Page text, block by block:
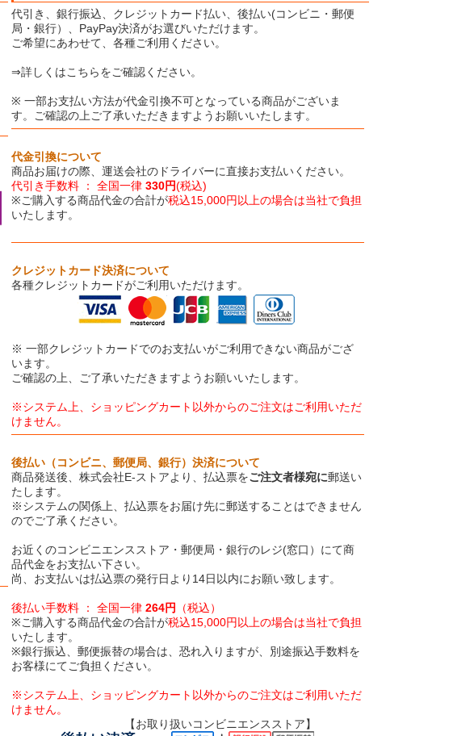
代引き、銀行振込、クレジットカード払い、後払い(コンビニ・郵便
局・銀行）、PayPay決済がお選びいただけます。
ご希望にあわせて、各種ご利用ください。
⇒詳しくはこちらをご確認ください。
※ 一部お支払い方法が代金引換不可となっている商品がございま
す。ご確認の上ご了承いただきますようお願いいたします。
代金引換について
商品お届けの際、運送会社のドライバーに直接お支払いください。
代引き手数料 ： 全国一律 330円(税込)
※ご購入する商品代金の合計が税込15,000円以上の場合は当社で負担
いたします。
クレジットカード決済について
各種クレジットカードがご利用いただけます。
※ 一部クレジットカードでのお支払いがご利用できない商品がござ
います。
ご確認の上、ご了承いただきますようお願いいたします。
※システム上、ショッピングカート以外からのご注文はご利用いただ
けません。
後払い（コンビニ、郵便局、銀行）決済について
商品発送後、株式会社E-ストアより、払込票をご注文者様宛に郵送い
たします。
※システムの関係上、払込票をお届け先に郵送することはできません
のでご了承ください。
お近くのコンビニエンスストア・郵便局・銀行のレジ(窓口）にて商
品代金をお支払い下さい。
尚、お支払いは払込票の発行日より14日以内にお願い致します。
後払い手数料 ： 全国一律 264円 （税込）
※ご購入する商品代金の合計が税込15,000円以上の場合は当社で負担
いたします。
※銀行振込、郵便振替の場合は、恐れ入りますが、別途振込手数料を
お客様にてご負担ください。
※システム上、ショッピングカート以外からのご注文はご利用いただ
けません。
【お取り扱いコンビニエンスストア】